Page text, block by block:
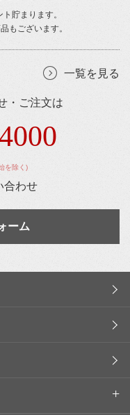
貯まります。
もございます。
一覧を見る
・ご注文は
を除く)
合わせ
ーム